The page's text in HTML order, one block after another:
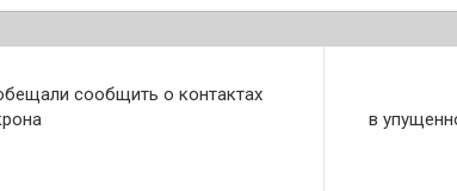
сообщить о контактах
в